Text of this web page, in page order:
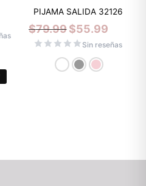
PIJAMA SALIDA 32126
$79.99 $55.99
Sin reseñas